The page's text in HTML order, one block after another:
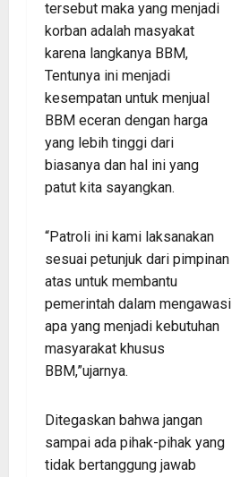
tersebut maka yang menjadi
korban adalah masyakat
karena langkanya BBM,
Tentunya ini menjadi
kesempatan untuk menjual
BBM eceran dengan harga
yang lebih tinggi dari
biasanya dan hal ini yang
patut kita sayangkan.
“Patroli ini kami laksanakan
sesuai petunjuk dari pimpinan
atas untuk membantu
pemerintah dalam mengawasi
apa yang menjadi kebutuhan
masyarakat khusus
BBM,”ujarnya.
Ditegaskan bahwa jangan
sampai ada pihak-pihak yang
tidak bertanggung jawab